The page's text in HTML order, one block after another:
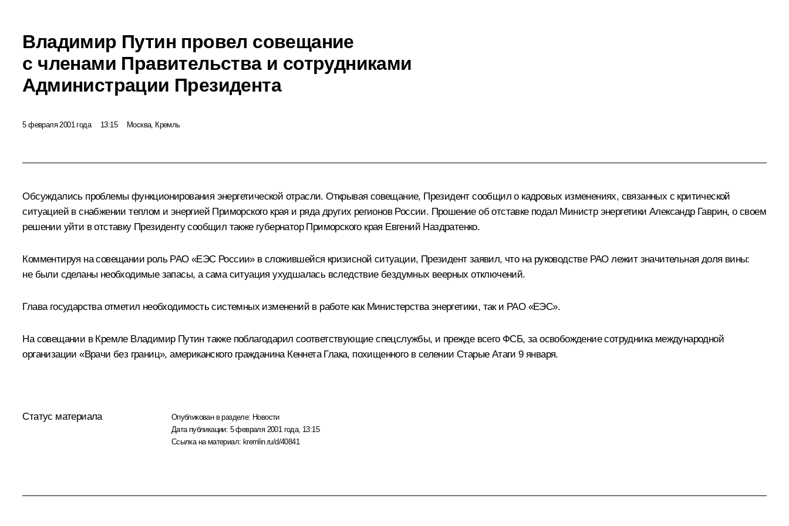
Владимир Путин провел совещание
с членами Правительства и сотрудниками
Администрации Президента
5 февраля 2001 года 13:15 Москва, Кремль
Обсуждались проблемы функционирования энергетической отрасли. Открывая совещание, Президент сообщил о кадровых изменениях, связанных с критической
ситуацией в снабжении теплом и энергией Приморского края и ряда других регионов России. Прошение об отставке подал Министр энергетики Александр Гаврин, о своем
решении уйти в отставку Президенту сообщил также губернатор Приморского края Евгений Наздратенко.
Комментируя на совещании роль РАО «ЕЭС России» в сложившейся кризисной ситуации, Президент заявил, что на руководстве РАО лежит значительная доля вины:
не были сделаны необходимые запасы, а сама ситуация ухудшалась вследствие бездумных веерных отключений.
Глава государства отметил необходимость системных изменений в работе как Министерства энергетики, так и РАО «ЕЭС».
На совещании в Кремле Владимир Путин также поблагодарил соответствующие спецслужбы, и прежде всего ФСБ, за освобождение сотрудника международной
организации «Врачи без границ», американского гражданина Кеннета Глака, похищенного в селении Старые Атаги 9 января.
Статус материала Опубликован в разделе: Новости
Дата публикации: 5 февраля 2001 года, 13:15
Ссылка на материал: kremlin.ru/d/40841